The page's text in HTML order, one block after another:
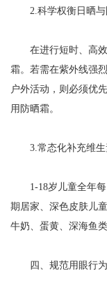
2.科学权衡日晒与
在进行短时、高效
霜。若需在紫外线强
户外活动，则必须优
用防晒霜。
3.常态化补充维生
1-18岁儿童全年每
期居家、深色皮肤儿
牛奶、蛋黄、深海鱼
四、规范用眼行为